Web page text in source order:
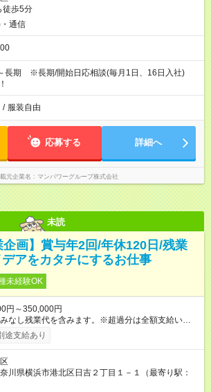
徒歩5分
通信
長期 ※長期/開始日応相談(毎月1日、16日入社)
/ 服装自由
応募する 詳細へ
元企業名 マンパワーグループ株式会社
未読
企画】賞与年2回/年休120日/残業
アをカタチにするお仕事
未経験OK
円～350,000円
なし残業代を含みます。※超過分は全額支給いたし
し残業代 24,000円 ～ 37,000円／月 みなし残業時
／月 【給与】 月給： 大卒・院卒 ：243，000
24，000円） 賞与：年２回 （業績連動型） 昇
3月、9月) 試用期間：6ヶ月 ※上記額にはみなし残
間分）が含まれた 金額になります。超過分は追加
途支給あり
川県横浜市港北区日吉２丁目１－１（最寄り駅：